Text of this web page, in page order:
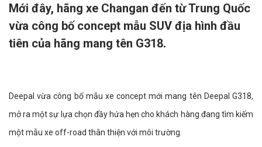
Mới đây, hãng xe Changan đến từ Trung Quốc
vừa công bố concept mẫu SUV địa hình đầu
tiên của hãng mang tên G318.
Deepal vừa công bố mẫu xe concept mới mang tên Deepal G318,
mở ra một sự lựa chọn đầy hứa hẹn cho khách hàng đang tìm kiếm
một mẫu xe off-road thân thiện với môi trường.